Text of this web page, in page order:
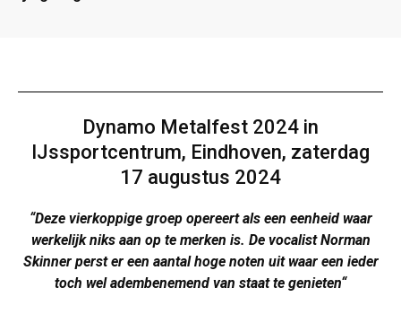
Dynamo Metalfest 2024 in
IJssportcentrum, Eindhoven, zaterdag
17 augustus 2024
“Deze vierkoppige groep opereert als een eenheid waar
werkelijk niks aan op te merken is. De vocalist Norman
Skinner perst er een aantal hoge noten uit waar een ieder
toch wel adembenemend van staat te genieten“